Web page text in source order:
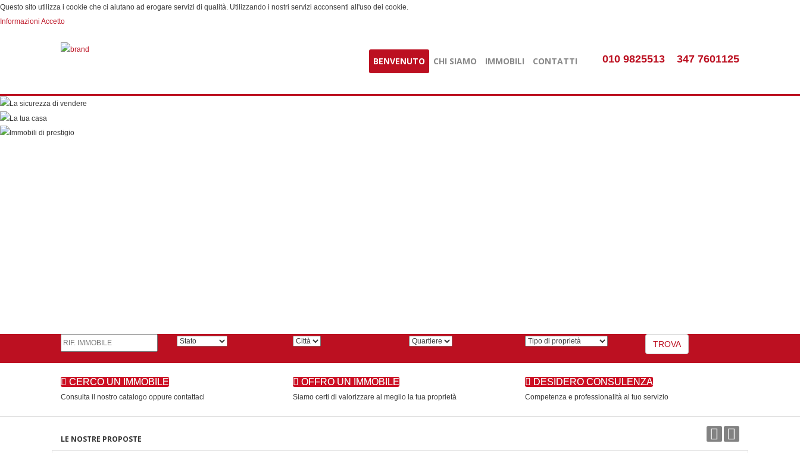
Questo sito utilizza i cookie che ci aiutano ad erogare servizi di qualità. Utilizzando i nostri servizi acconsenti all'uso dei cookie.
Informazioni Accetto
010 9825513 347 7601125
BENVENUTO CHI SIAMO IMMOBILI CONTATTI
CERCO UN IMMOBILE
Consulta il nostro catalogo oppure contattaci
OFFRO UN IMMOBILE
Siamo certi di valorizzare al meglio la tua proprietà
DESIDERO CONSULENZA
Competenza e professionalità al tuo servizio
LE NOSTRE PROPOSTE